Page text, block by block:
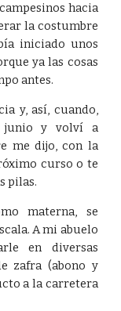
hacia
la costumbre
iniciado unos
ya las cosas
antes.
y, así, cuando,
junio y volví a
me dijo, con la
curso o te
pilas.
materna, se
A mi abuelo
en diversas
zafra (abono y
a la carretera